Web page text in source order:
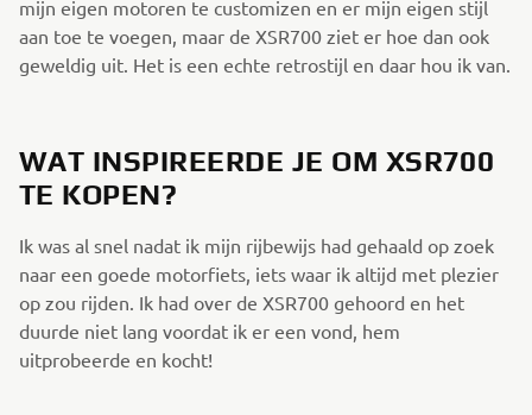
mijn eigen motoren te customizen en er mijn eigen stijl
aan toe te voegen, maar de XSR700 ziet er hoe dan ook
geweldig uit. Het is een echte retrostijl en daar hou ik van.
WAT INSPIREERDE JE OM XSR700
TE KOPEN?
Ik was al snel nadat ik mijn rijbewijs had gehaald op zoek
naar een goede motorfiets, iets waar ik altijd met plezier
op zou rijden. Ik had over de XSR700 gehoord en het
duurde niet lang voordat ik er een vond, hem
uitprobeerde en kocht!